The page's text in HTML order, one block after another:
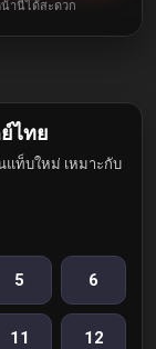
านี้ได้สะดวก
ไทย
แท็บใหม่ เหมาะกับ
5 6
11 12